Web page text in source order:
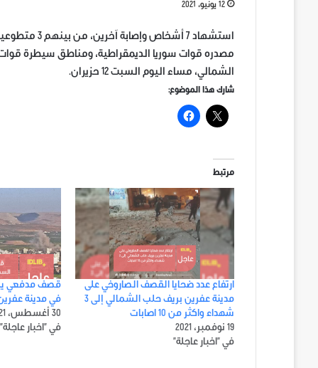
12 يونيو، 2021
استشهاد 7
مصدره قوات سوريا الديمقراطية، ومناطق سيطرة
الشمالي، مساء اليوم السبت 12 حزيران.
شارك هذا الموضوع:
مرتبط
ارتفاع عدد ضحايا القصف الصاروخي على
مدينة عفرين بريف حلب الشمالي إلى 3
شهداء واكثر من 10 اصابات
19 نوفمبر، 2021
في "اخبار عاجلة"
قصف مدفعي
في مدينة
30 أغسطس، 2021
في "اخبار عاجلة"